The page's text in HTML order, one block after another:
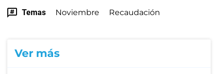
Temas Noviembre Recaudación
Ver más